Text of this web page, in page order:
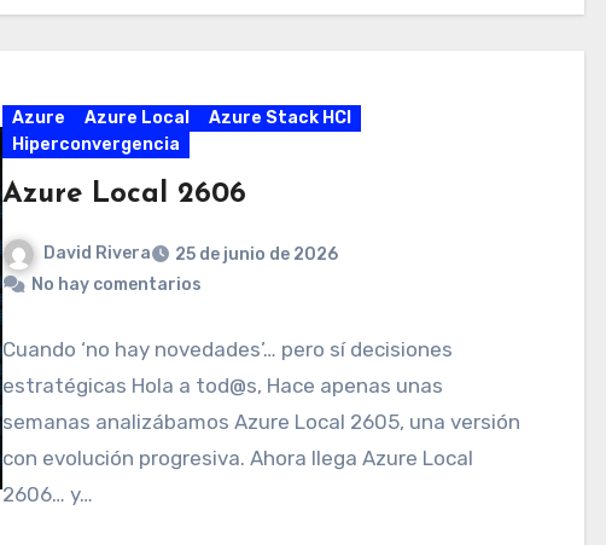
Azure Azure Local
Azure Stack HCI
Hiperconvergencia
Azure Local 2606
David Rivera
25 de junio de 2026
No hay comentarios
Cuando ‘no hay novedades’… pero sí decisiones
estratégicas Hola a tod@s, Hace apenas unas
semanas analizábamos Azure Local 2605, una versión
con evolución progresiva. Ahora llega Azure Local
2606… y…